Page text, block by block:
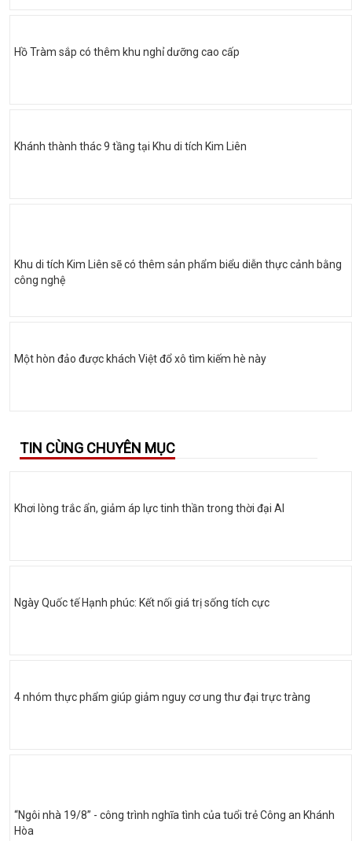
Hồ Tràm sắp có thêm khu nghỉ dưỡng cao cấp
Khánh thành thác 9 tầng tại Khu di tích Kim Liên
Khu di tích Kim Liên sẽ có thêm sản phẩm biểu diễn thực cảnh bằng
công nghệ
Một hòn đảo được khách Việt đổ xô tìm kiếm hè này
TIN CÙNG CHUYÊN MỤC
Khơi lòng trắc ẩn, giảm áp lực tinh thần trong thời đại AI
Ngày Quốc tế Hạnh phúc: Kết nối giá trị sống tích cực
4 nhóm thực phẩm giúp giảm nguy cơ ung thư đại trực tràng
“Ngôi nhà 19/8” - công trình nghĩa tình của tuổi trẻ Công an Khánh
Hòa